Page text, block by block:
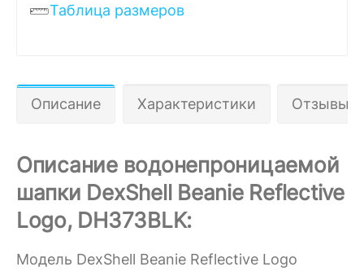
Таблица размеров
Описание Характеристики Отзывы 0
Описание водонепроницаемой
шапки DexShell Beanie Reflective
Logo, DH373BLK:
Модель DexShell Beanie Reflective Logo